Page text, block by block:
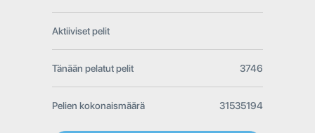
Aktiiviset pelit
Tänään pelatut pelit 3746
Pelien kokonaismäärä 31535194